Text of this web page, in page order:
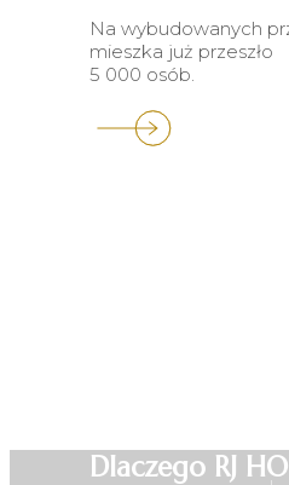
Na wybudowanych
mieszka już przeszło
5 000 osób.
Dlaczego RJ